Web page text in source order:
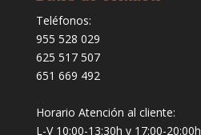
Teléfonos:
955 528 029
625 517 507
651 669 492
Horario Atención al cliente:
L-V 10:00-13:30h y 17:00-20:00h